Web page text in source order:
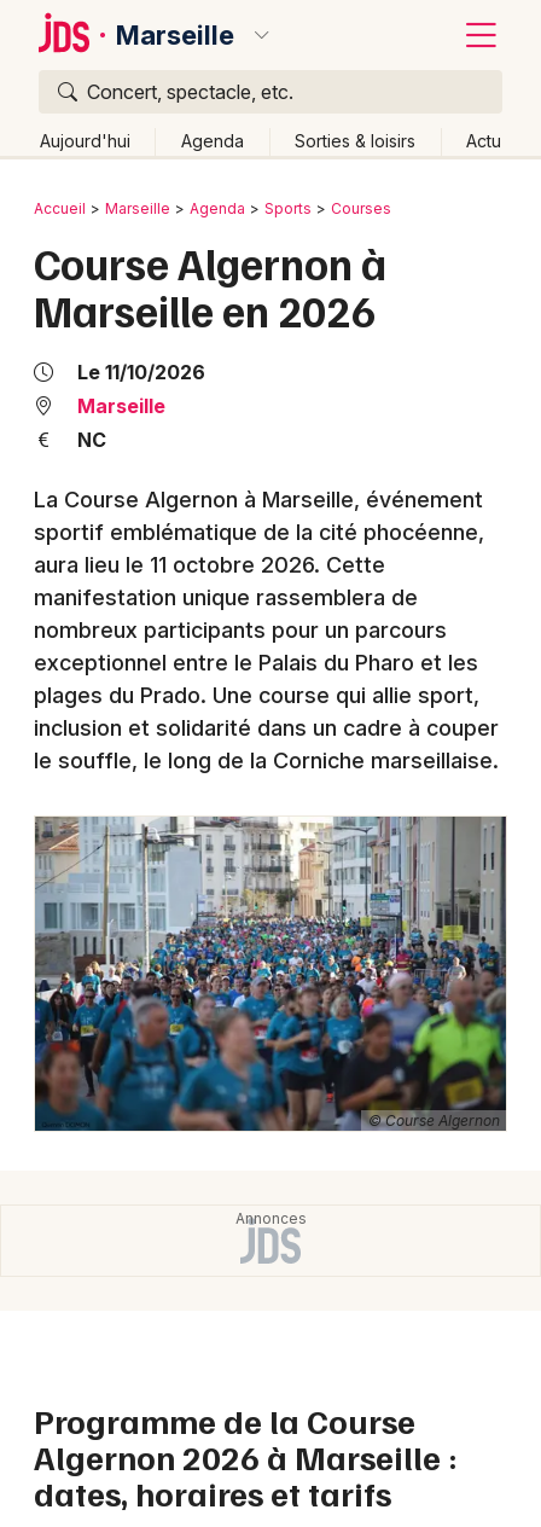
Marseille
Concert, spectacle, etc.
Aujourd'hui Agenda Sorties & loisirs Actu
Publier un événement
Grands événements
Activité & Expérience
Foires & salons
Spectacles
Sports
Soirées
Sorties famille
Expos
Sorties & loisirs
Courses dans les Bouches du Rhône
Courses en Provence-Alpes-Côte-d'Azur
Bordeaux
Colmar
Lyon
Marseille
Mulhouse
Montpellier
Nantes
Paris
Strasbourg
Toutes les villes
Retour
Accueil Marseille Agenda Sports Courses
Course Algernon à
Marseille en 2026
Le 11/10/2026
Marseille
NC
La Course Algernon à Marseille, événement
sportif emblématique de la cité phocéenne,
aura lieu le 11 octobre 2026. Cette
manifestation unique rassemblera de
nombreux participants pour un parcours
exceptionnel entre le Palais du Pharo et les
plages du Prado. Une course qui allie sport,
inclusion et solidarité dans un cadre à couper
le souffle, le long de la Corniche marseillaise.
© Course Algernon
Programme de la Course
Algernon 2026 à Marseille :
dates, horaires et tarifs
Quoi ?
Où ?
Provence-Alpes-Côte-d'Azur
Partout
Près de moi
Changer de lieu